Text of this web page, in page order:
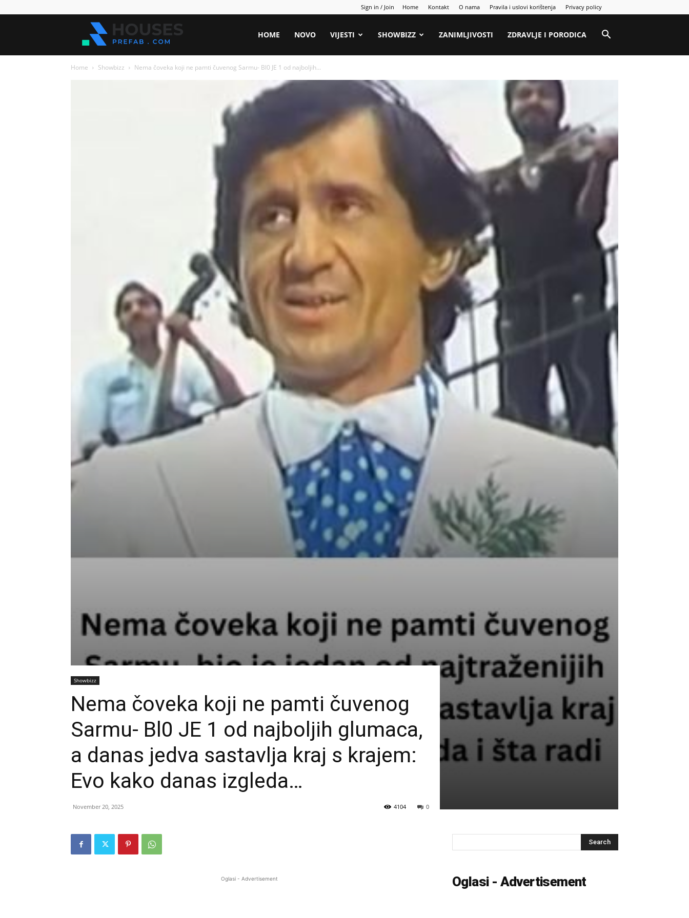
Sign in / Join Home Kontakt O nama Pravila i uslovi korištenja Privacy policy
HOME NOVO VIJESTI SHOWBIZZ ZANIMLJIVOSTI ZDRAVLJE I PORODICA
Home Showbizz Nema čoveka koji ne pamti čuvenog Sarmu- Bl0 JE 1 od najboljih...
Showbizz
Nema čoveka koji ne pamti čuvenog
Sarmu- Bl0 JE 1 od najboljih glumaca,
a danas jedva sastavlja kraj s krajem:
Evo kako danas izgleda…
November 20, 2025 0
4104
Oglasi - Advertisement Oglasi - Advertisement